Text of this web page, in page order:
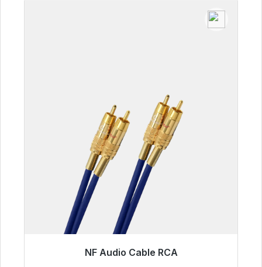
NF Audio Cable RCA
Listo para envío inmediato, plazo de entrega